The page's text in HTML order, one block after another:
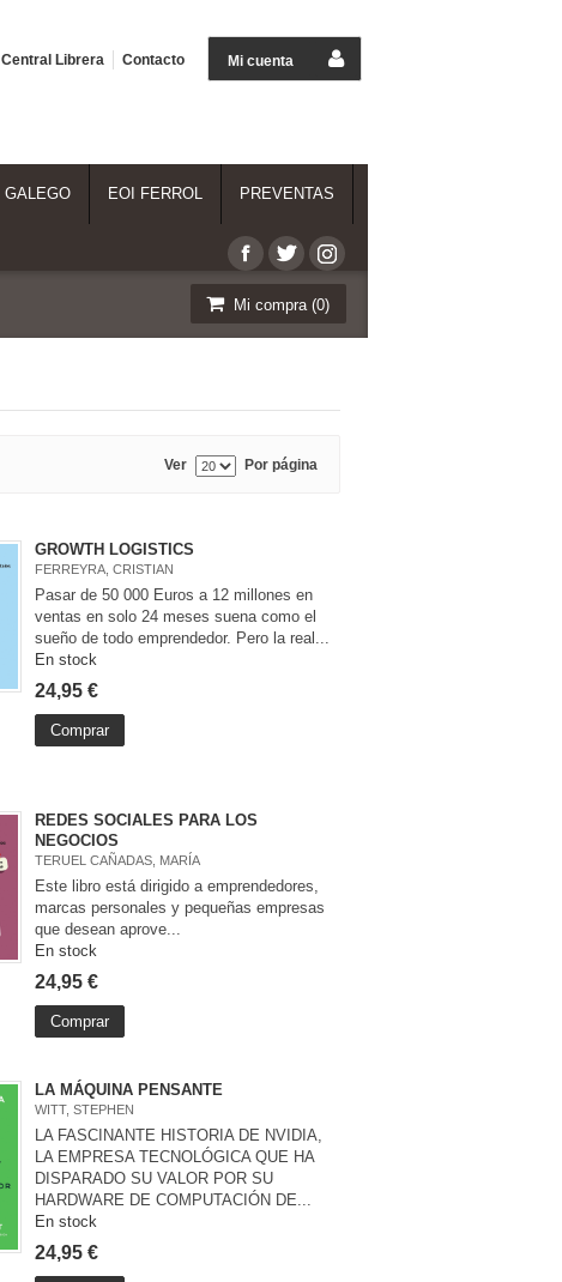
Mi cuenta
Central Librera Contacto
GALEGO EOI FERROL PREVENTAS
Mi compra (0)
Ver Por página
GROWTH LOGISTICS
FERREYRA, CRISTIAN
Pasar de 50 000 Euros a 12 millones en
ventas en solo 24 meses suena como el
sueño de todo emprendedor. Pero la real...
En stock
24,95 €
Comprar
REDES SOCIALES PARA LOS
NEGOCIOS
TERUEL CAÑADAS, MARÍA
Este libro está dirigido a emprendedores,
marcas personales y pequeñas empresas
que desean aprove...
En stock
24,95 €
Comprar
LA MÁQUINA PENSANTE
WITT, STEPHEN
LA FASCINANTE HISTORIA DE NVIDIA,
LA EMPRESA TECNOLÓGICA QUE HA
DISPARADO SU VALOR POR SU
HARDWARE DE COMPUTACIÓN DE...
En stock
24,95 €